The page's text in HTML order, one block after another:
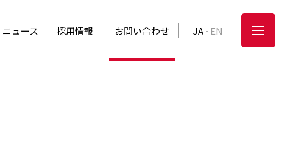
ニュース 採用情報 お問い合わせ JA - EN